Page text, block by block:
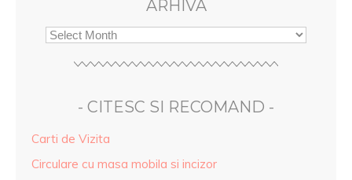
ARHIVA
- CITESC SI RECOMAND -
Carti de Vizita
Circulare cu masa mobila si incizor